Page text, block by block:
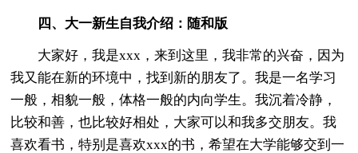
四、大一新生自我介绍：随和版
大家好，我是xxx，来到这里，我非常的兴奋，因为
我又能在新的环境中，找到新的朋友了。我是一名学习
一般，相貌一般，体格一般的内向学生。我沉着冷静，
比较和善，也比较好相处，大家可以和我多交朋友。我
喜欢看书，特别是喜欢xxx的书，希望在大学能够交到一